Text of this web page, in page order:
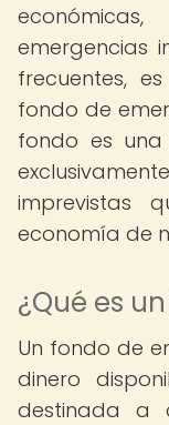
emergencias
frecuentes,
fondo de
fondo es
imprevistas
economía de
¿Qué es
Un fondo de
dinero
destinada a